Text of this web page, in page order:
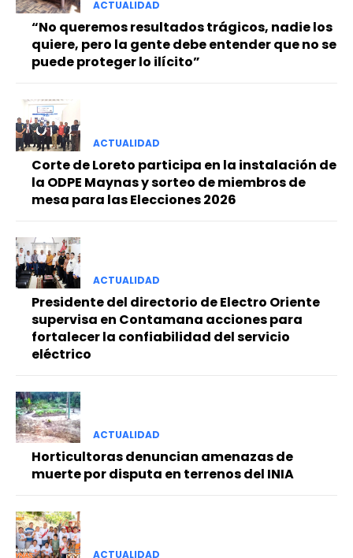
ACTUALIDAD
“No queremos resultados trágicos, nadie los
quiere, pero la gente debe entender que no se
puede proteger lo ilícito”
ACTUALIDAD
Corte de Loreto participa en la instalación de
la ODPE Maynas y sorteo de miembros de
mesa para las Elecciones 2026
ACTUALIDAD
Presidente del directorio de Electro Oriente
supervisa en Contamana acciones para
fortalecer la confiabilidad del servicio
eléctrico
ACTUALIDAD
Horticultoras denuncian amenazas de
muerte por disputa en terrenos del INIA
ACTUALIDAD